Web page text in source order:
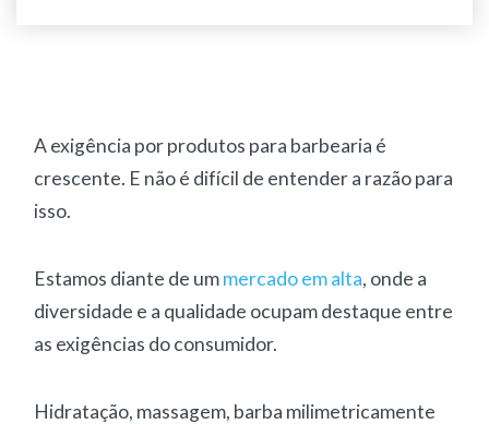
A exigência por produtos para barbearia é
crescente. E não é difícil de entender a razão para
isso.
Estamos diante de ummercado em alta, onde a
diversidade e a qualidade ocupam destaque entre
as exigências do consumidor.
Hidratação, massagem, barba milimetricamente